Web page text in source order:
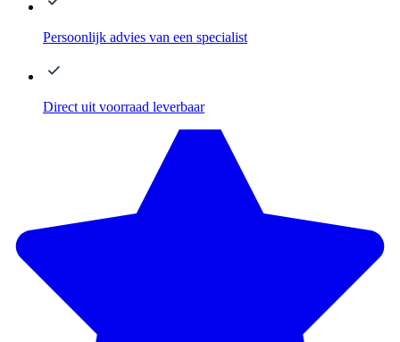
Persoonlijk advies van een specialist
Direct uit voorraad leverbaar